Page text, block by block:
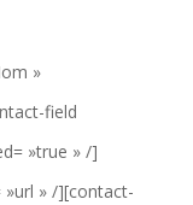
»
field
»true » /]
»url » /][contact-